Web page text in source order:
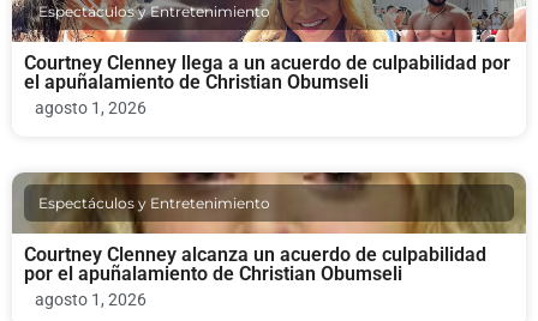
Espectáculos y Entretenimiento
Courtney Clenney llega a un acuerdo de culpabilidad por
el apuñalamiento de Christian Obumseli
agosto 1, 2026
Espectáculos y Entretenimiento
Courtney Clenney alcanza un acuerdo de culpabilidad
por el apuñalamiento de Christian Obumseli
agosto 1, 2026